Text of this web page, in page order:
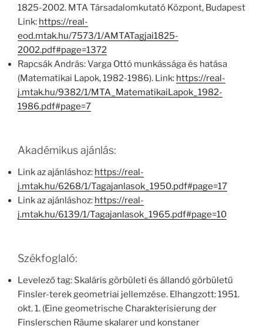
1825-2002. MTA Társadalomkutató Központ, Budapest
Link: https://real-
eod.mtak.hu/7573/1/AMTATagjai1825-
2002.pdf#page=1372
Rapcsák András: Varga Ottó munkássága és hatása
(Matematikai Lapok, 1982-1986). Link: https://real-
j.mtak.hu/9382/1/MTA_MatematikaiLapok_1982-
1986.pdf#page=7
Akadémikus ajánlás:
Link az ajánláshoz: https://real-
j.mtak.hu/6268/1/Tagajanlasok_1950.pdf#page=17
Link az ajánláshoz: https://real-
j.mtak.hu/6139/1/Tagajanlasok_1965.pdf#page=10
Székfoglaló:
Levelező tag: Skaláris görbületi és állandó görbületű
Finsler-terek geometriai jellemzése. Elhangzott: 1951.
okt. 1. (Eine geometrische Charakterisierung der
Finslerschen Räume skalarer und konstaner